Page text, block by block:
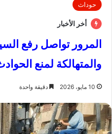
حوداث
أخر الأخبار
المرور تواصل رفع
والمتهالكة لمنع
10 مايو، 2026 دقيقة واحدة